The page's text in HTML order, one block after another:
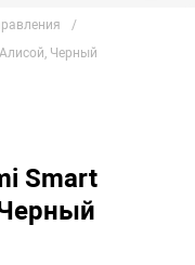
Черный
Smart